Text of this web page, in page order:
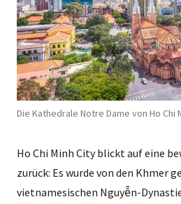
Die Kathedrale Notre Dame von Ho Chi
Ho Chi Minh City blickt auf eine
zurück: Es wurde von den Khmer
vietnamesischen Nguyễn-